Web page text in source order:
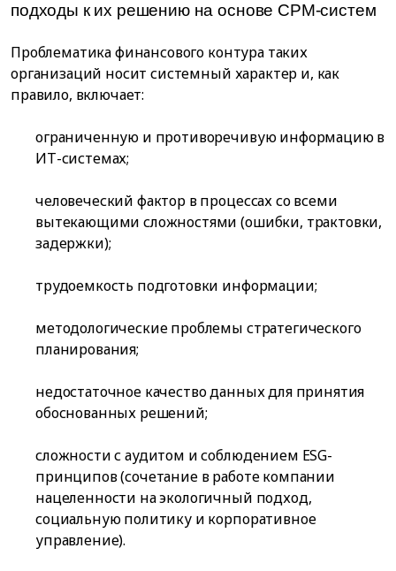
подходы к их решению на основе CPM-систем
Проблематика финансового контура таких
организаций носит системный характер и, как
правило, включает:
ограниченную и противоречивую информацию в
ИТ-системах;
человеческий фактор в процессах со всеми
вытекающими сложностями (ошибки, трактовки,
задержки);
трудоемкость подготовки информации;
методологические проблемы стратегического
планирования;
недостаточное качество данных для принятия
обоснованных решений;
сложности с аудитом и соблюдением ESG-
принципов (сочетание в работе компании
нацеленности на экологичный подход,
социальную политику и корпоративное
управление).